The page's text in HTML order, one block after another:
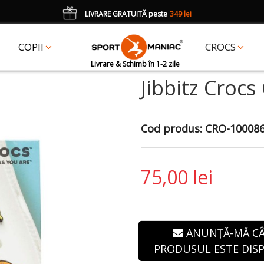
COPII CROCS
Livrare & Schimb în 1-2 zile
LIVRARE GRATUITĂ peste 349 lei
CADOUun accesoriu Crocs Jibbitz în val. de 25 lei cu codul: JIBBITZ
Jibbitz
Cod produs: CRO-
75,00 lei
ANUNȚĂ-MĂ
PRODUSUL ESTE